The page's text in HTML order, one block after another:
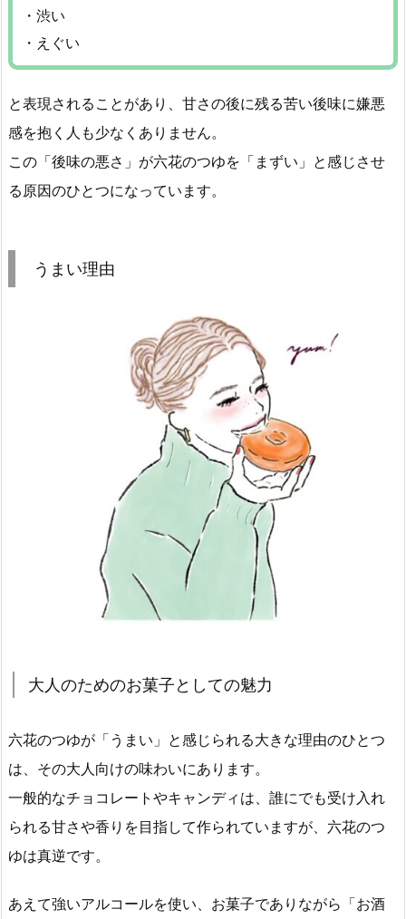
・渋い
・えぐい
と表現されることがあり、甘さの後に残る苦い後味に嫌悪
感を抱く人も少なくありません。
この「後味の悪さ」が六花のつゆを「まずい」と感じさせ
る原因のひとつになっています。
うまい理由
大人のためのお菓子としての魅力
六花のつゆが「うまい」と感じられる大きな理由のひとつ
は、その大人向けの味わいにあります。
一般的なチョコレートやキャンディは、誰にでも受け入れ
られる甘さや香りを目指して作られていますが、六花のつ
ゆは真逆です。
あえて強いアルコールを使い、お菓子でありながら「お酒